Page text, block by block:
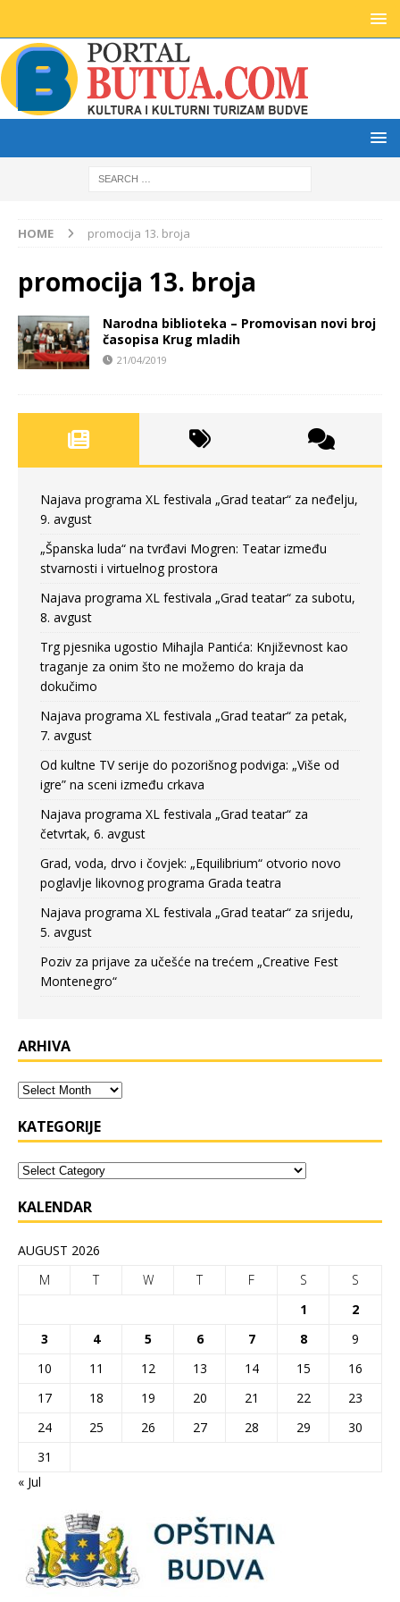
HOME promocija 13. broja
promocija 13. broja
Narodna biblioteka – Promovisan novi broj
časopisa Krug mladih
21/04/2019
Najava programa XL festivala „Grad teatar“ za neđelju,
9. avgust
„Španska luda“ na tvrđavi Mogren: Teatar između
stvarnosti i virtuelnog prostora
Najava programa XL festivala „Grad teatar“ za subotu,
8. avgust
Trg pjesnika ugostio Mihajla Pantića: Književnost kao
traganje za onim što ne možemo do kraja da
dokučimo
Najava programa XL festivala „Grad teatar“ za petak,
7. avgust
Od kultne TV serije do pozorišnog podviga: „Više od
igre” na sceni između crkava
Najava programa XL festivala „Grad teatar“ za
četvrtak, 6. avgust
Grad, voda, drvo i čovjek: „Equilibrium“ otvorio novo
poglavlje likovnog programa Grada teatra
Najava programa XL festivala „Grad teatar“ za srijedu,
5. avgust
Poziv za prijave za učešće na trećem „Creative Fest
Montenegro“
ARHIVA
KATEGORIJE
KALENDAR
AUGUST 2026
M
T W T F S
S
1
2
3
4 5 6 7 8
9
10
11 12 13 14 15
16
17
18 19 20 21 22
23
24
25 26 27 28 29
30
31
« Jul